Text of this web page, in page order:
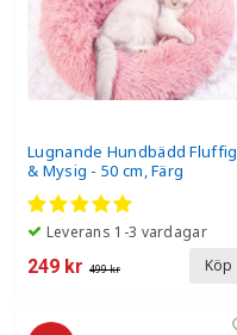
Lugnande Hundbädd Fluffig
& Mysig - 50 cm, Färg
Leverans 1-3 vardagar
249 kr 499 kr Köp